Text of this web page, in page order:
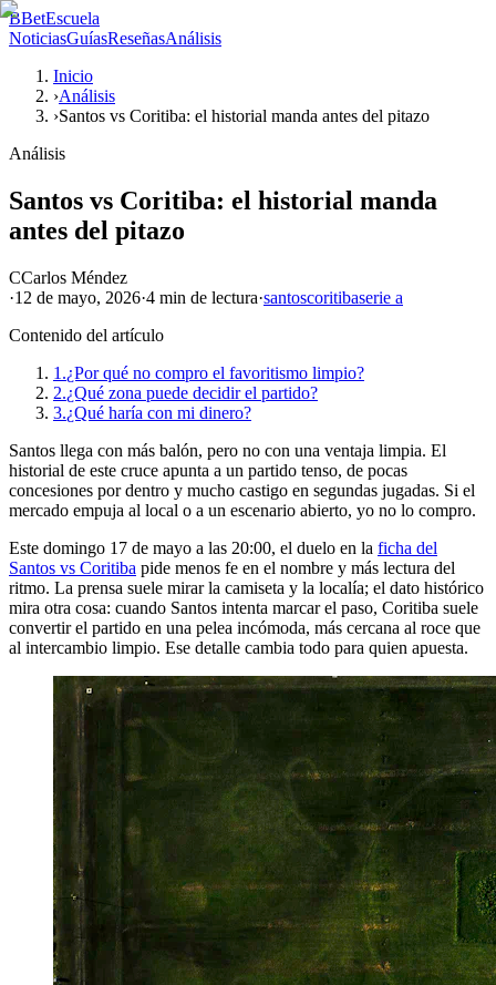
BBetEscuela
NoticiasGuíasReseñasAnálisis
Inicio
›Análisis
›Santos vs Coritiba: el historial manda antes del pitazo
Análisis
Santos vs Coritiba: el historial manda
antes del pitazo
CCarlos Méndez
·12 de mayo, 2026·4 min de lectura·santoscoritibaserie a
Contenido del artículo
1.¿Por qué no compro el favoritismo limpio?
2.¿Qué zona puede decidir el partido?
3.¿Qué haría con mi dinero?
Santos llega con más balón, pero no con una ventaja limpia. El
historial de este cruce apunta a un partido tenso, de pocas
concesiones por dentro y mucho castigo en segundas jugadas. Si el
mercado empuja al local o a un escenario abierto, yo no lo compro.
Este domingo 17 de mayo a las 20:00, el duelo en la ficha del
Santos vs Coritiba pide menos fe en el nombre y más lectura del
ritmo. La prensa suele mirar la camiseta y la localía; el dato histórico
mira otra cosa: cuando Santos intenta marcar el paso, Coritiba suele
convertir el partido en una pelea incómoda, más cercana al roce que
al intercambio limpio. Ese detalle cambia todo para quien apuesta.